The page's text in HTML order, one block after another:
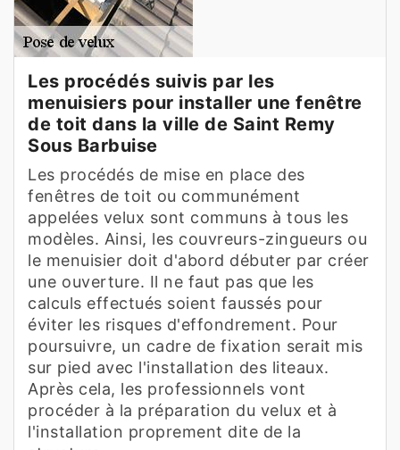
Les procédés suivis par les
menuisiers pour installer une fenêtre
de toit dans la ville de Saint Remy
Sous Barbuise
Les procédés de mise en place des
fenêtres de toit ou communément
appelées velux sont communs à tous les
modèles. Ainsi, les couvreurs-zingueurs ou
le menuisier doit d'abord débuter par créer
une ouverture. Il ne faut pas que les
calculs effectués soient faussés pour
éviter les risques d'effondrement. Pour
poursuivre, un cadre de fixation serait mis
sur pied avec l'installation des liteaux.
Après cela, les professionnels vont
procéder à la préparation du velux et à
l'installation proprement dite de la